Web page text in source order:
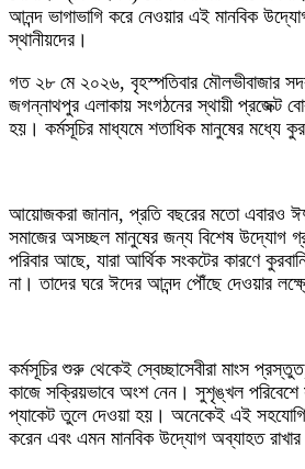
আনন্দ ভাগাভাগি করে নেওয়ার এই মানবিক
স্থানীয়দের।
গত ২৮ মে ২০২৬, বৃহস্পতিবার মৌলভীবাজার
জগন্নাথপুর এলাকায় সংগঠনের স্থায়ী প্রজেক্ট
হয়। কর্মসূচির মাধ্যমে শতাধিক মানুষের মধ্যে
আয়োজকরা জানান, প্রতি বছরের মতো এবারও
সমাজের অসচ্ছল মানুষের জন্য বিশেষ উদ্যোগ
পরিবার আছে, যারা আর্থিক সংকটের কারণে
না। তাদের ঘরে ঈদের আনন্দ পৌঁছে দেওয়ার
কর্মসূচির শুরু থেকেই স্বেচ্ছাসেবীরা মাংস
কাজে সক্রিয়ভাবে অংশ নেন। সুশৃঙ্খল পরিবেশে
প্যাকেট তুলে দেওয়া হয়। অনেকেই এই
করেন এবং এমন মানবিক উদ্যোগ অব্যাহত